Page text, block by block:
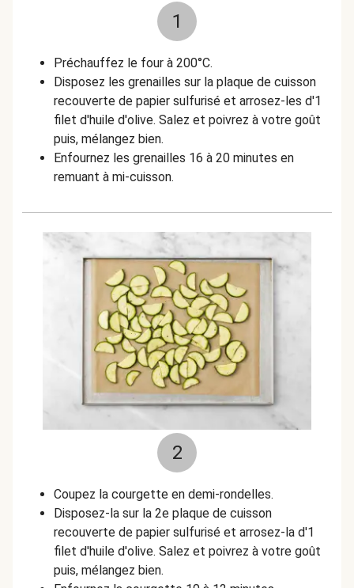
1
Préchauffez le four à 200°C.
Disposez les grenailles sur la plaque de cuisson
recouverte de papier sulfurisé et arrosez-les d'1
filet d'huile d'olive. Salez et poivrez à votre goût
puis, mélangez bien.
Enfournez les grenailles 16 à 20 minutes en
remuant à mi-cuisson.
2
Coupez la courgette en demi-rondelles.
Disposez-la sur la 2e plaque de cuisson
recouverte de papier sulfurisé et arrosez-la d'1
filet d'huile d'olive. Salez et poivrez à votre goût
puis, mélangez bien.